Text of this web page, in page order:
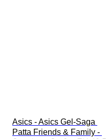
Asics - Asics Gel-Saga
Patta Friends & Family -